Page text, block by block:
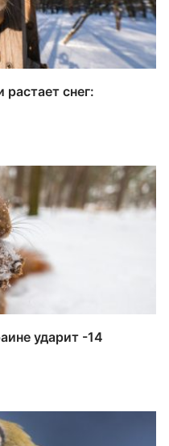
растает снег:
ударит -14